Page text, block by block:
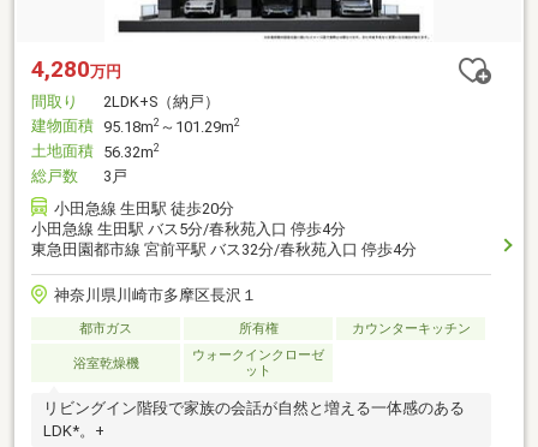
4,280万円
間取り
2LDK+S（納戸）
建物面積 95.18m2 ～101.29m2
土地面積 56.32m2
総戸数
3戸
小田急線 生田駅 徒歩20分
小田急線 生田駅 バス5分/春秋苑入口 停歩4分
東急田園都市線 宮前平駅 バス32分/春秋苑入口 停歩4分
神奈川県川崎市多摩区長沢１
都市ガス 所有権 カウンターキッチン
浴室乾燥機
ウォークインクローゼ
ット
リビングイン階段で家族の会話が自然と増える一体感のある
LDK*。+